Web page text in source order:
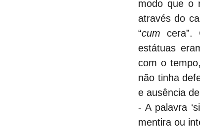
modo que o
através do
“cum cera”.
estátuas
com o
não tinha
e ausência
- A palavra
mentira ou